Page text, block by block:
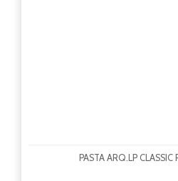
PASTA ARQ.LP CLASSIC